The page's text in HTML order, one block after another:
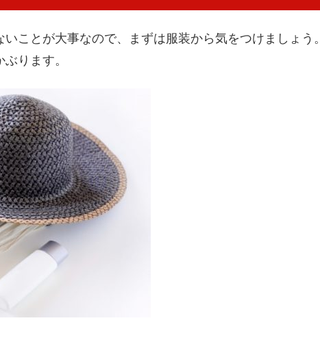
ことが大事なので、まずは服装から気をつけましょう。
ぶります。